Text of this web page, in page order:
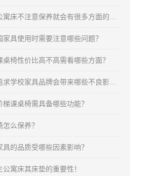
家具使用时需要注意哪些问题？
桌椅性价比高不高需看哪些方面？
梯课桌椅需具备哪些功能？
怎么保养？
具的品质受哪些因素影响？
公寓床其床垫的重要性！